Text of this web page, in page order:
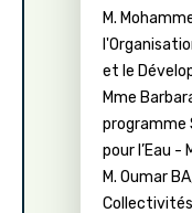
M.
et le
Mme
programme
pour l’Eau -
M. Oumar